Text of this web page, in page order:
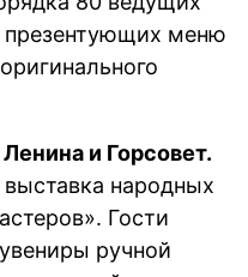
презентующих меню
и Горсовет.
народных
Гости
ручной